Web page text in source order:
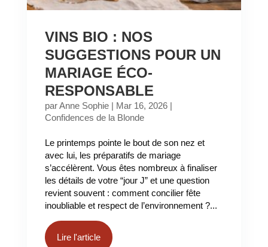
VINS BIO : NOS
SUGGESTIONS POUR UN
MARIAGE ÉCO-
RESPONSABLE
parAnne Sophie| Mar 16, 2026|
Confidences de la Blonde
Le printemps pointe le bout de son nez et
avec lui, les préparatifs de mariage
s’accélèrent. Vous êtes nombreux à finaliser
les détails de votre “jour J” et une question
revient souvent : comment concilier fête
inoubliable et respect de l’environnement ?...
Lire l'article